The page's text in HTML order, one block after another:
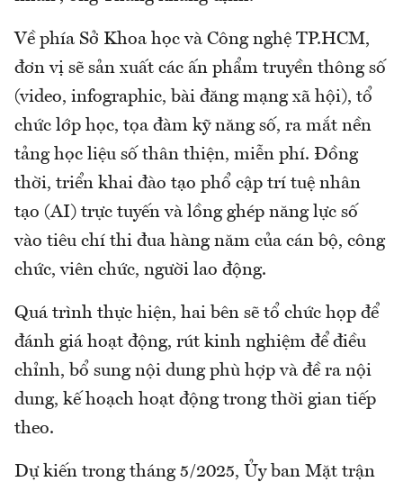
Về phía Sở Khoa học và Công nghệ TP.HCM,
đơn vị sẽ sản xuất các ấn phẩm truyền thông số
(video, infographic, bài đăng mạng xã hội), tổ
chức lớp học, tọa đàm kỹ năng số, ra mắt nền
tảng học liệu số thân thiện, miễn phí. Đồng
thời, triển khai đào tạo phổ cập trí tuệ nhân
tạo (AI) trực tuyến và lồng ghép năng lực số
vào tiêu chí thi đua hàng năm của cán bộ, công
chức, viên chức, người lao động.
Quá trình thực hiện, hai bên sẽ tổ chức họp để
đánh giá hoạt động, rút kinh nghiệm để điều
chỉnh, bổ sung nội dung phù hợp và đề ra nội
dung, kế hoạch hoạt động trong thời gian tiếp
theo.
Dự kiến trong tháng 5/2025, Ủy ban Mặt trận